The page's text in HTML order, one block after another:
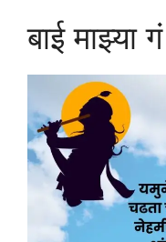
बाई माझ्या